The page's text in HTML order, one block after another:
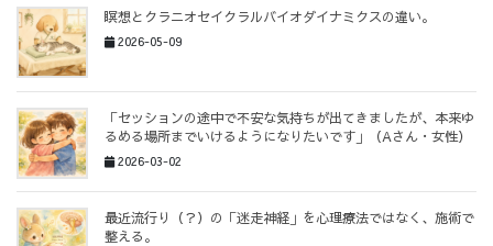
瞑想とクラニオセイクラルバイオダイナミクスの違い。
2026-05-09
「セッションの途中で不安な気持ちが出てきましたが、本来ゆ
るめる場所までいけるようになりたいです」（Aさん・女性）
2026-03-02
最近流行り（？）の「迷走神経」を心理療法ではなく、施術で
整える。